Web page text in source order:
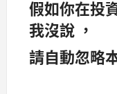
假如你在投
我沒說 ，
請自動忽略